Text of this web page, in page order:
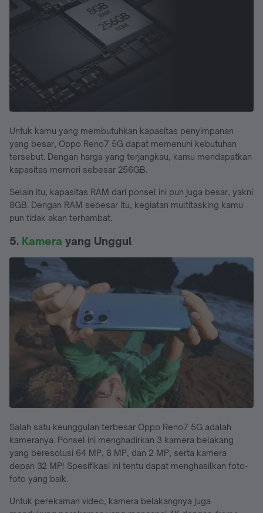
Untuk kamu yang membutuhkan kapasitas penyimpanan
yang besar, Oppo Reno7 5G dapat memenuhi kebutuhan
tersebut. Dengan harga yang terjangkau, kamu mendapatkan
kapasitas memori sebesar 256GB.
Selain itu, kapasitas RAM dari ponsel ini pun juga besar, yakni
8GB. Dengan RAM sebesar itu, kegiatan multitasking kamu
pun tidak akan terhambat.
5. Kamera yang Unggul
Salah satu keunggulan terbesar Oppo Reno7 5G adalah
kameranya. Ponsel ini menghadirkan 3 kamera belakang
yang beresolusi 64 MP, 8 MP, dan 2 MP, serta kamera
depan 32 MP! Spesifikasi ini tentu dapat menghasilkan foto-
foto yang baik.
Untuk perekaman video, kamera belakangnya juga